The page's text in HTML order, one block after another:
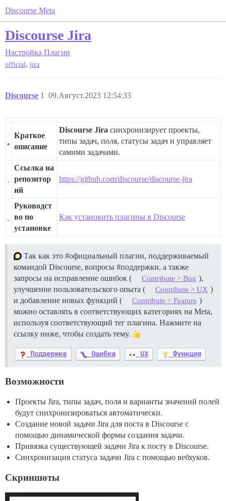
Discourse Meta
Discourse Jira
Настройка Плагин
official, jira
Discourse 09.Август.2023 12:54:33
1
Краткое
описание
Discourse Jira синхронизирует проекты,
типы задач, поля, статусы задач и управляет
самими задачами.
Ссылка на
репозитор
ий
https://github.com/discourse/discourse-jira
Руководст
во по
установке
Как установить плагины в Discourse
Так как это #официальный плагин, поддерживаемый
командой Discourse, вопросы #поддержки, а также
запросы на исправление ошибок (
Contribute > Bug ),
улучшение пользовательского опыта (
Contribute > UX )
и добавление новых функций (
Contribute > Feature )
можно оставлять в соответствующих категориях на Meta,
используя соответствующий тег плагина. Нажмите на
ссылку ниже, чтобы создать тему.
Поддержка Ошибка UX Функция
Возможности
Проекты Jira, типы задач, поля и варианты значений полей
будут синхронизироваться автоматически.
Создание новой задачи Jira для поста в Discourse с
помощью динамической формы создания задачи.
Привязка существующей задачи Jira к посту в Discourse.
Синхронизация статуса задачи Jira с помощью вебхуков.
Скриншоты